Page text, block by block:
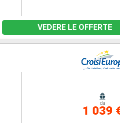
VEDERE LE OFFERTE
da
1 039